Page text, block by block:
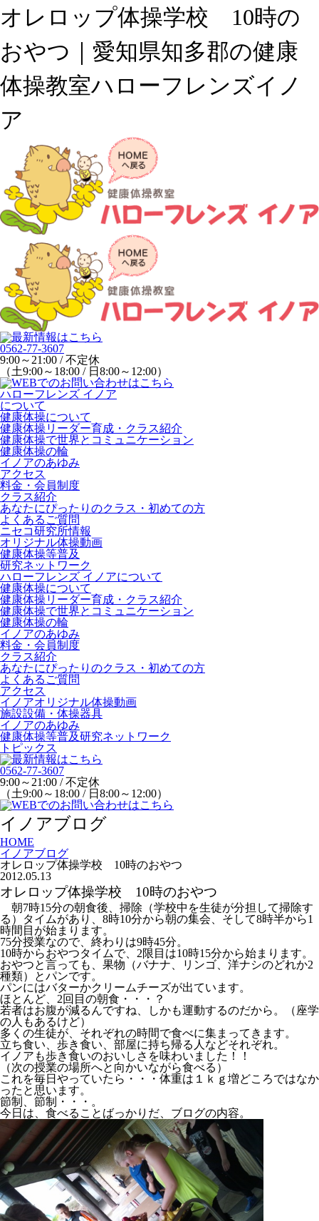
オレロップ体操学校 10時の
おやつ｜愛知県知多郡の健康
体操教室ハローフレンズイノ
ア
0562-77-3607
9:00～21:00 / 不定休
（土9:00～18:00 / 日8:00～12:00）
ハローフレンズ イノア
について
健康体操について
健康体操リーダー育成・クラス紹介
健康体操で世界とコミュニケーション
健康体操の輪
イノアのあゆみ
アクセス
料金・会員制度
クラス紹介
あなたにぴったりのクラス・初めての方
よくあるご質問
ニセコ研究所情報
オリジナル体操動画
健康体操等普及
研究ネットワーク
ハローフレンズ イノアについて
健康体操について
健康体操リーダー育成・クラス紹介
健康体操で世界とコミュニケーション
健康体操の輪
イノアのあゆみ
料金・会員制度
クラス紹介
あなたにぴったりのクラス・初めての方
よくあるご質問
アクセス
イノアオリジナル体操動画
施設設備・体操器具
イノアのあゆみ
健康体操等普及研究ネットワーク
トピックス
0562-77-3607
9:00～21:00 / 不定休
（土9:00～18:00 / 日8:00～12:00）
イノアブログ
HOME
イノアブログ
オレロップ体操学校 10時のおやつ
2012.05.13
オレロップ体操学校 10時のおやつ
朝7時15分の朝食後、掃除（学校中を生徒が分担して掃除す
る）タイムがあり、8時10分から朝の集会、そして8時半から1
時間目が始まります。
75分授業なので、終わりは9時45分。
10時からおやつタイムで、2限目は10時15分から始まります。
おやつと言っても、果物（バナナ、リンゴ、洋ナシのどれか2
種類）とパンです。
パンにはバターかクリームチーズが出ています。
ほとんど、2回目の朝食・・・？
若者はお腹が減るんですね、しかも運動するのだから。（座学
の人もあるけど）
多くの生徒が、それぞれの時間で食べに集まってきます。
立ち食い、歩き食い、部屋に持ち帰る人などそれぞれ。
イノアも歩き食いのおいしさを味わいました！！
（次の授業の場所へと向かいながら食べる）
これを毎日やっていたら・・・体重は１ｋｇ増どころではなか
ったと思います。
節制、節制・・・。
今日は、食べることばっかりだ、ブログの内容。